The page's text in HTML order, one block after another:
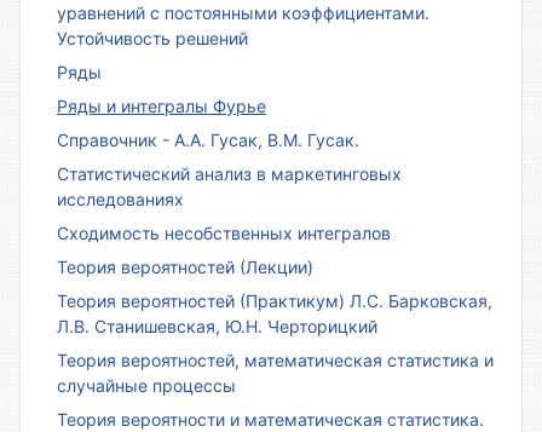
уравнений с постоянными коэффициентами.
Устойчивость решений
Ряды
Ряды и интегралы Фурье
Справочник - А.А. Гусак, В.М. Гусак.
Статистический анализ в маркетинговых
исследованиях
Сходимость несобственных интегралов
Теория вероятностей (Лекции)
Теория вероятностей (Практикум) Л.С. Барковская,
Л.В. Станишевская, Ю.Н. Черторицкий
Теория вероятностей, математическая статистика и
случайные процессы
Теория вероятности и математическая статистика.